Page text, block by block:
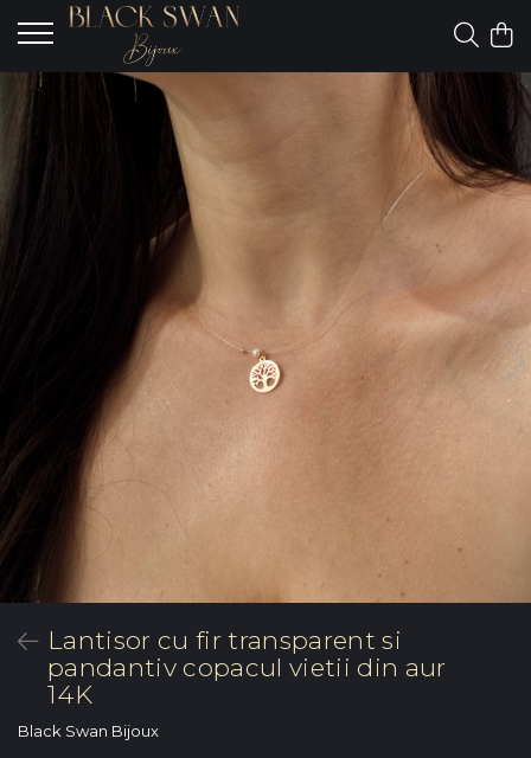
Lantisor cu fir transparent si
pandantiv copacul vietii din aur
14K
Black Swan Bijoux